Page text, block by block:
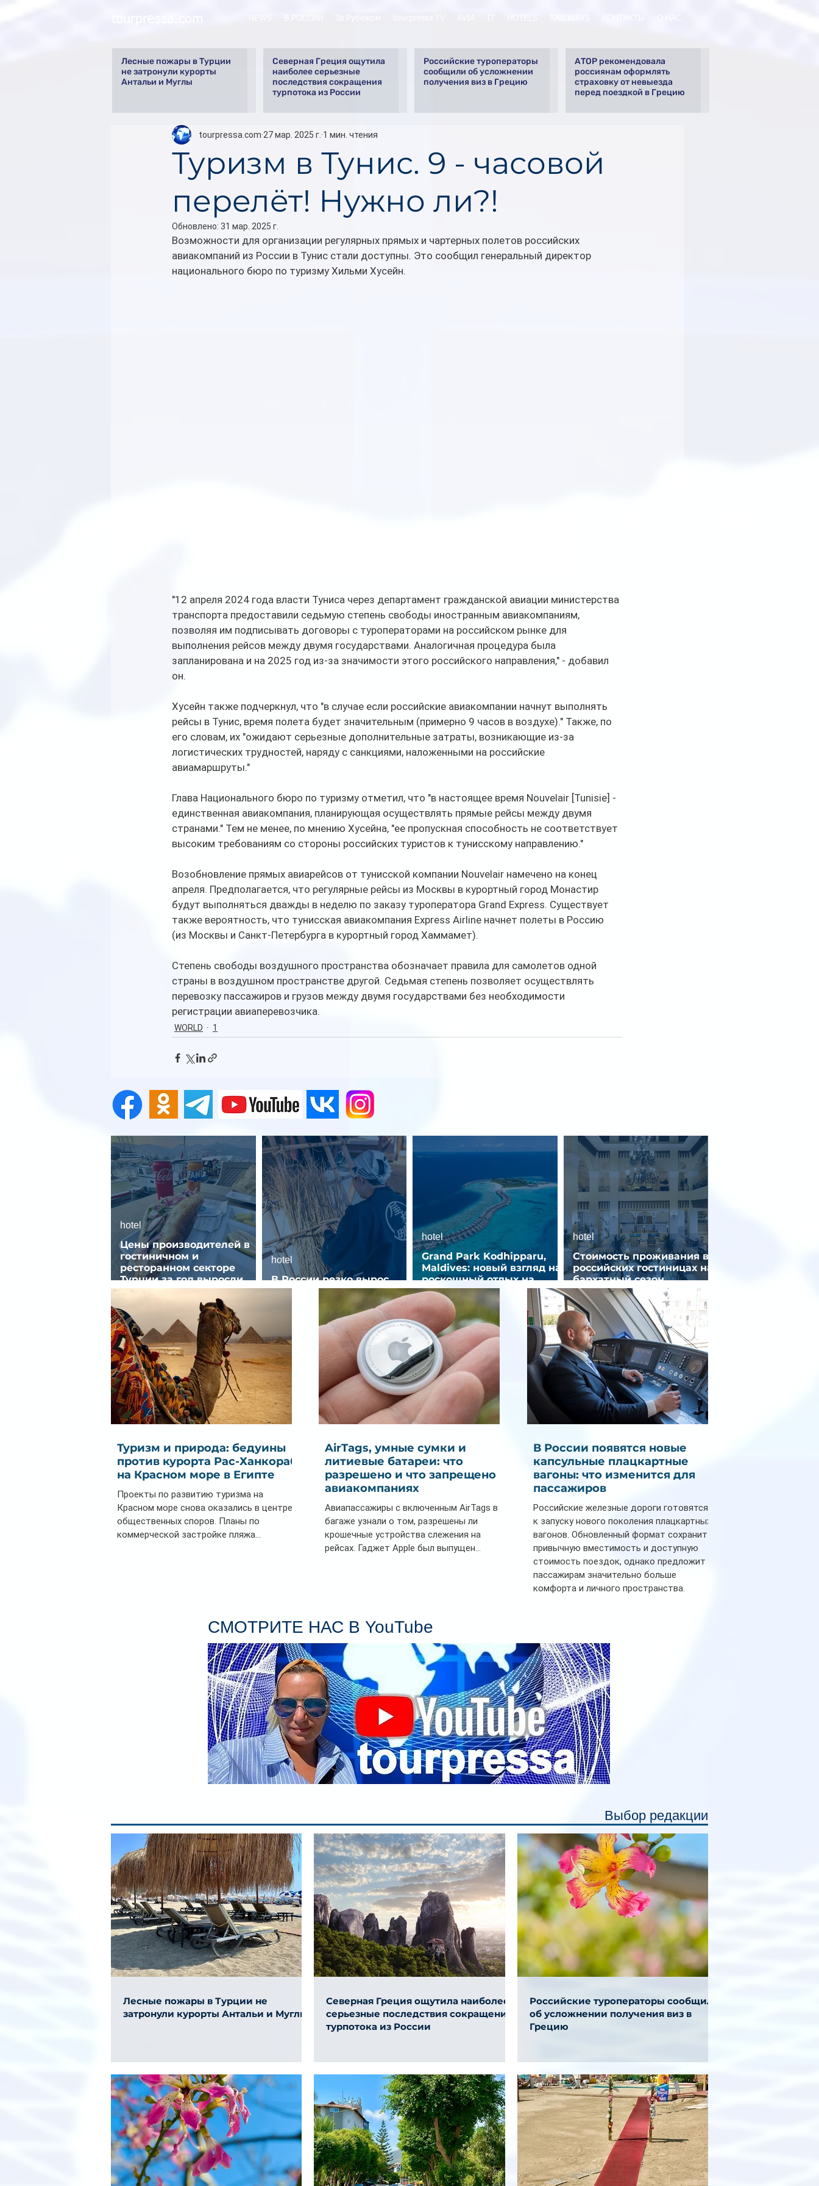
Лесные пожары в Турции
не затронули курорты
Антальи и Муглы
Северная Греция ощутила
наиболее серьезные
последствия сокращения
турпотока из России
Российские туроператоры
сообщили об усложнении
получения виз в Грецию
АТОР рекомендовала
россиянам оформлять
страховку от невыезда
перед поездкой в Грецию
Туризм в Тунис. 9 - часовой
перелёт! Нужно ли?!
tourpressa.com 27 мар. 2025 г. 1 мин. чтения
Обновлено: 31 мар. 2025 г.
Возможности для организации регулярных прямых и чартерных полетов российских
авиакомпаний из России в Тунис стали доступны. Это сообщил генеральный директор
национального бюро по туризму Хильми Хусейн.
"12 апреля 2024 года власти Туниса через департамент гражданской авиации министерства
транспорта предоставили седьмую степень свободы иностранным авиакомпаниям,
позволяя им подписывать договоры с туроператорами на российском рынке для
выполнения рейсов между двумя государствами. Аналогичная процедура была
запланирована и на 2025 год из-за значимости этого российского направления," - добавил
он.
Хусейн также подчеркнул, что "в случае если российские авиакомпании начнут выполнять
рейсы в Тунис, время полета будет значительным (примерно 9 часов в воздухе)." Также, по
его словам, их "ожидают серьезные дополнительные затраты, возникающие из-за
логистических трудностей, наряду с санкциями, наложенными на российские
авиамаршруты."
Глава Национального бюро по туризму отметил, что "в настоящее время Nouvelair [Tunisie] -
единственная авиакомпания, планирующая осуществлять прямые рейсы между двумя
странами." Тем не менее, по мнению Хусейна, "ее пропускная способность не соответствует
высоким требованиям со стороны российских туристов к тунисскому направлению."
Возобновление прямых авиарейсов от тунисской компании Nouvelair намечено на конец
апреля. Предполагается, что регулярные рейсы из Москвы в курортный город Монастир
будут выполняться дважды в неделю по заказу туроператора Grand Express. Существует
также вероятность, что тунисская авиакомпания Express Airline начнет полеты в Россию
(из Москвы и Санкт-Петербурга в курортный город Хаммамет).
Степень свободы воздушного пространства обозначает правила для самолетов одной
страны в воздушном пространстве другой. Седьмая степень позволяет осуществлять
перевозку пассажиров и грузов между двумя государствами без необходимости
регистрации авиаперевозчика.
WORLD 1
Цены производителей в
гостиничном и
ресторанном секторе
Турции за год выросли
почти на 32%
hotel
В России резко вырос
спрос на отели без звезд
hotel
Grand Park Kodhipparu,
Maldives: новый взгляд на
роскошный отдых на
Мальдивах
hotel
Стоимость проживания в
российских гостиницах на
бархатный сезон
снизилась на 9%
hotel
Туризм и природа: бедуины
против курорта Рас-Ханкораб
на Красном море в Египте
Проекты по развитию туризма на
Красном море снова оказались в центре
общественных споров. Планы по
коммерческой застройке пляжа...
AirTags, умные сумки и
литиевые батареи: что
разрешено и что запрещено в
авиакомпаниях
Авиапассажиры с включенным AirTags в
багаже узнали о том, разрешены ли
крошечные устройства слежения на
рейсах. Гаджет Apple был выпущен...
В России появятся новые
капсульные плацкартные
вагоны: что изменится для
пассажиров
Российские железные дороги готовятся
к запуску нового поколения плацкартных
вагонов. Обновленный формат сохранит
привычную вместимость и доступную
стоимость поездок, однако предложит
пассажирам значительно больше
комфорта и личного пространства.
индивидуальные шторки у каждого
спального места. Они позволят
пассажирам закрыть свою полку во
время сна или отдыха, создав ощуще
СМОТРИТЕ НАС В YouTube
Выбор редакции
Лесные пожары в Турции не
затронули курорты Антальи и Муглы
Северная Греция ощутила наиболее
серьезные последствия сокращения
турпотока из России
Российские туроператоры сообщили
об усложнении получения виз в
Грецию